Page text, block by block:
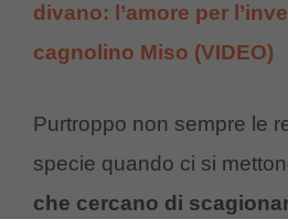
divano: l’amore per
cagnolino Miso (VIDEO)
Purtroppo non sempre le
specie quando ci si
che cercano di